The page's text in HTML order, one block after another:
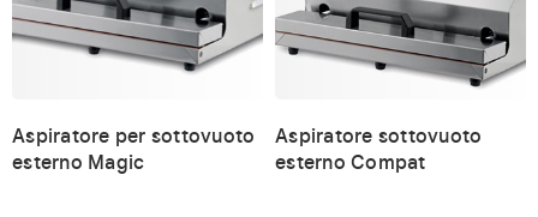
Aspiratore per sottovuoto
esterno Magic
Aspiratore sottovuoto
esterno Compat